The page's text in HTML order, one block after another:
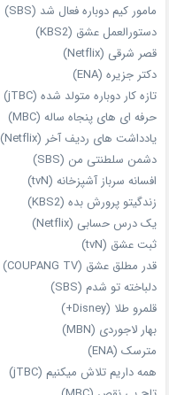
مامور کیم دوباره فعال شد (SBS)
دستورالعمل عشق (KBS2)
قصر شرقی (Netflix)
دکتر جزیره (ENA)
تازه‌ کار دوباره‌ متولد شده (jTBC)
حرفه‌ ای‌ های پنجاه‌ ساله (MBC)
یادداشت‌ های ردیف آخر (Netflix)
دشمن سلطنتی من (SBS)
افسانه سرباز آشپزخانه (tvN)
زندگیتو پرورش بده (KBS2)
یک درس حسابی (Netflix)
ثبت عشق (tvN)
قدر مطلق عشق (COUPANG TV)
دلباخته تو شدم (SBS)
قلمرو طلا (Disney+)
بهار لاجوردی (MBN)
مترسک (ENA)
همه داریم تلاش میکنیم (jTBC)